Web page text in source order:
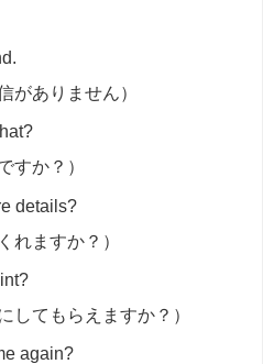
がありません）
すか？）
details?
れますか？）
してもらえますか？）
again?